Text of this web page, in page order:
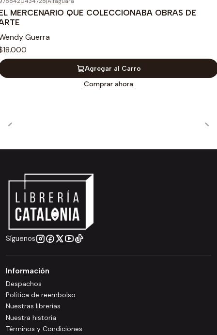
MERCENARIO QUE COLECCIONABA OBRAS DE
Guerra
Agregar al Carro
Comprar ahora
Síguenos
Información
Despachos
Política de reembolso
Nuestras librerías
Nuestra historia
Términos y Condiciones